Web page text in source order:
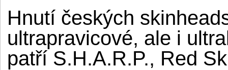
Hnutí českých
ultrapravicové, ale i
patří S.H.A.R.P., Red